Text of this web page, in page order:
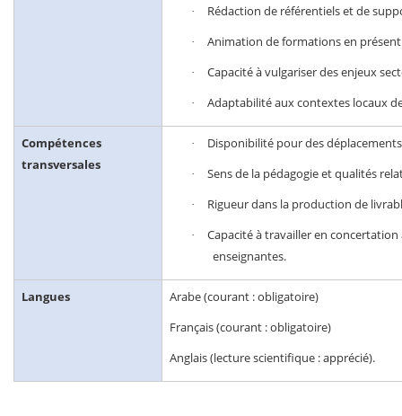
· Rédaction de référentiels et de
· Animation de formations en
· Capacité à vulgariser des enjeux
· Adaptabilité aux contextes locaux
Compétences
transversales
· Disponibilité pour des
· Sens de la pédagogie et qualités
· Rigueur dans la production de
·
Capacité à travailler en concertation
enseignantes.
Langues
Arabe (courant : obligatoire)
Français (courant : obligatoire)
Anglais (lecture scientifique : apprécié).